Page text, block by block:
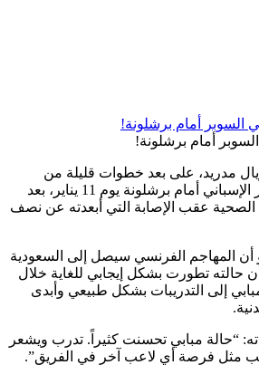
برشلونة!
على بعد خطوات قليلة من
خوض نهائي كأس السوبر الإسباني أمام برشلونة يوم 11 يناير، بعد
الإصابة التي أبعدته عن نصف
الفرنسي سيصل إلى السعودية
تطورت بشكل إيجابي للغاية خلال
التدريبات بشكل طبيعي وأبدى
مبابي تحسنت كثيراً. تدرب ويشعر
أي لاعب آخر في الفريق”.